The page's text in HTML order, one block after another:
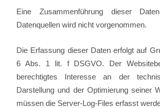
Eine Zusammenführung dieser
Datenquellen wird nicht vorgenommen.
Die Erfassung dieser Daten erfolgt auf
6 Abs. 1 lit. f DSGVO. Der
berechtigtes Interesse an der
Darstellung und der Optimierung seiner
müssen die Server-Log-Files erfasst